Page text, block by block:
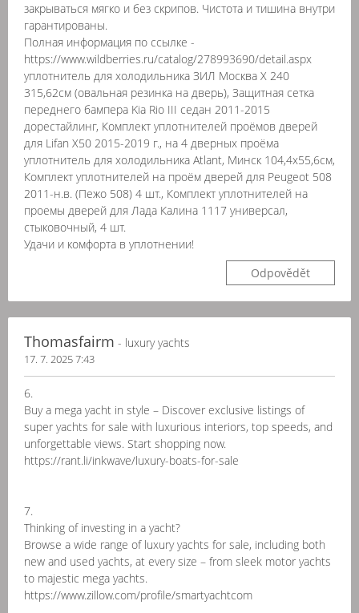
закрываться мягко и без скрипов. Чистота и тишина внутри
гарантированы.
Полная информация по ссылке -
https://www.wildberries.ru/catalog/278993690/detail.aspx
уплотнитель для холодильника ЗИЛ Москва Х 240
315,62см (овальная резинка на дверь), Защитная сетка
переднего бампера Kia Rio III седан 2011-2015
дорестайлинг, Комплект уплотнителей проёмов дверей
для Lifan X50 2015-2019 г., на 4 дверных проёма
уплотнитель для холодильника Atlant, Минск 104,4x55,6см,
Комплект уплотнителей на проём дверей для Peugeot 508
2011-н.в. (Пежо 508) 4 шт., Комплект уплотнителей на
проемы дверей для Лада Калина 1117 универсал,
стыковочный, 4 шт.
Удачи и комфорта в уплотнении!
Odpovědět
Thomasfairm - luxury yachts
17. 7. 2025 7:43
6.
Buy a mega yacht in style – Discover exclusive listings of
super yachts for sale with luxurious interiors, top speeds, and
unforgettable views. Start shopping now.
https://rant.li/inkwave/luxury-boats-for-sale
7.
Thinking of investing in a yacht?
Browse a wide range of luxury yachts for sale, including both
new and used yachts, at every size – from sleek motor yachts
to majestic mega yachts.
https://www.zillow.com/profile/smartyachtcom